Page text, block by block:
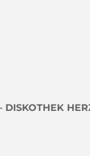
DISKOTHEK